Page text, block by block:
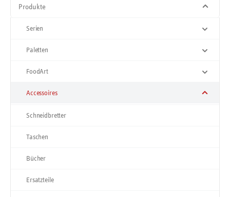
Produkte
Serien
Paletten
FoodArt
Accessoires
Schneidbretter
Taschen
Bücher
Ersatzteile